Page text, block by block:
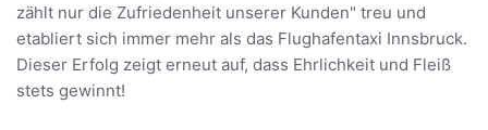
zählt nur die Zufriedenheit unserer Kunden" treu und
etabliert sich immer mehr als das Flughafentaxi Innsbruck.
Dieser Erfolg zeigt erneut auf, dass Ehrlichkeit und Fleiß
stets gewinnt!